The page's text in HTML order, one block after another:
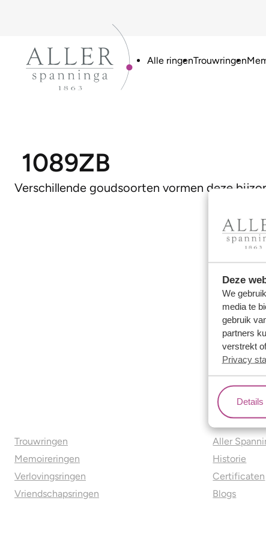
Deze
We
media te
gebruik
partners
verstrekt
Privacy
Details
Alle ringenTrouwringen
1089ZB
Verschillende goudsoorten vormen deze
Trouwringen
Memoireringen
Verlovingsringen
Vriendschapsringen
Over
Aller
Historie
Certificaten
Blogs